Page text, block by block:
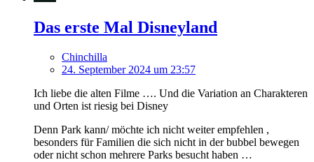
Das erste Mal Disneyland
Chinchilla
24. September 2024 um 23:57
Ich liebe die alten Filme …. Und die Variation an Charakteren
und Orten ist riesig bei Disney
Denn Park kann/ möchte ich nicht weiter empfehlen ,
besonders für Familien die sich nicht in der bubbel bewegen
oder nicht schon mehrere Parks besucht haben …